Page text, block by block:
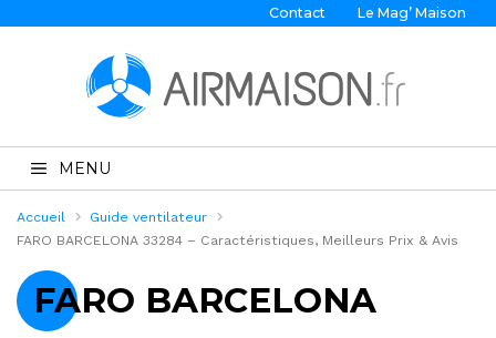
Contact Le Mag’ Maison
MENU
Accueil
Guide ventilateur
FARO BARCELONA 33284 – Caractéristiques, Meilleurs Prix & Avis
FARO BARCELONA